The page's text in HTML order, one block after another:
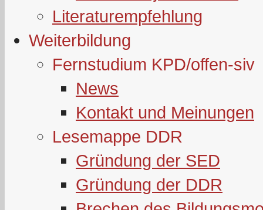
Literaturempfehlung
Weiterbildung
Fernstudium KPD/offen-siv
News
Kontakt und Meinungen
Lesemappe DDR
Gründung der SED
Gründung der DDR